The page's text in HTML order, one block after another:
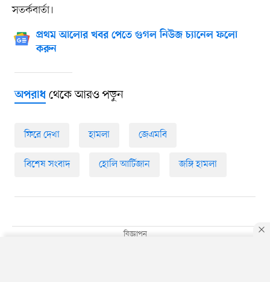
সতর্কবার্তা।
প্রথম আলোর খবর পেতে গুগল নিউজ চ্যানেল ফলো
করুন
অপরাধথেকে আরও পড়ুন
ফিরে দেখা হামলা জেএমবি
বিশেষ সংবাদ হোলি আর্টিজান জঙ্গি হামলা